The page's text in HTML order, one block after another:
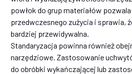
powłok do grup materiałów
przedwczesnego zużycia i sprawia,
bardziej przewidywalna.
Standaryzacja powinna również
narzędziowe. Zastosowanie
do obróbki wykańczającej lub